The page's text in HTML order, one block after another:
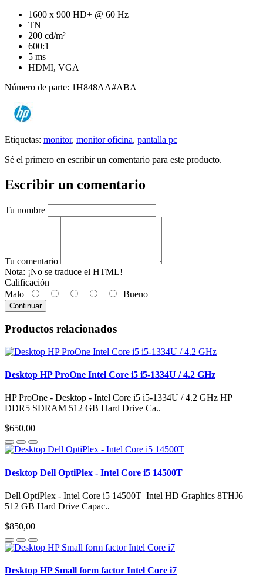
1600 x 900 HD+ @ 60 Hz
TN
200 cd/m²
600:1
5 ms
HDMI, VGA
Número de parte: 1H848AA#ABA
Etiquetas: monitor, monitor oficina, pantalla pc
Sé el primero en escribir un comentario para este producto.
Escribir un comentario
Tu nombre
Tu comentario
Nota: ¡No se traduce el HTML!
Calificación
Malo
Bueno
Continuar
Productos relacionados
Desktop HP ProOne Intel Core i5 i5-1334U / 4.2 GHz
HP ProOne - Desktop - Intel Core i5 i5-1334U / 4.2 GHz HP
DDR5 SDRAM 512 GB Hard Drive Ca..
$650,00
Desktop Dell OptiPlex - Intel Core i5 14500T
Dell OptiPlex - Intel Core i5 14500T Intel HD Graphics 8THJ6
512 GB Hard Drive Capac..
$850,00
Desktop HP Small form factor Intel Core i7